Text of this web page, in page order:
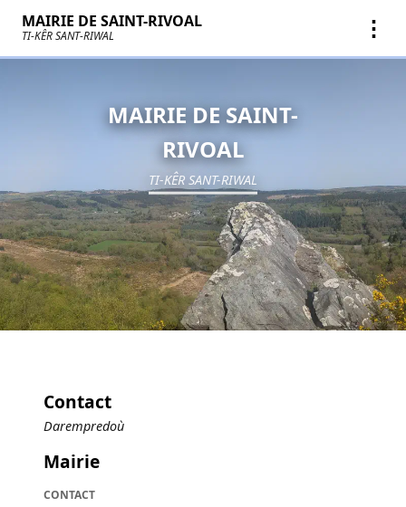
MAIRIE DE SAINT-RIVOAL
TI-KÊR SANT-RIWAL ⋮
MAIRIE DE SAINT-
RIVOAL
TI-KÊR SANT-RIWAL
Contact
Darempredoù
Mairie
CONTACT